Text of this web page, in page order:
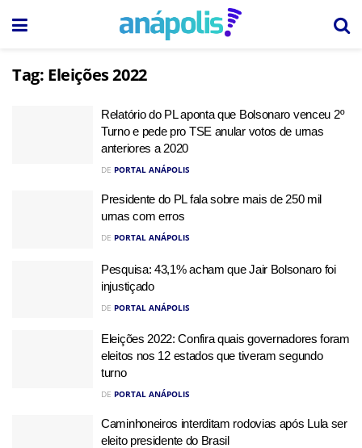
Tag: Eleições 2022
Relatório do PL aponta que Bolsonaro venceu 2º
Turno e pede pro TSE anular votos de urnas
anteriores a 2020
DE PORTAL ANÁPOLIS
Presidente do PL fala sobre mais de 250 mil
urnas com erros
DE PORTAL ANÁPOLIS
Pesquisa: 43,1% acham que Jair Bolsonaro foi
injustiçado
DE PORTAL ANÁPOLIS
Eleições 2022: Confira quais governadores foram
eleitos nos 12 estados que tiveram segundo
turno
DE PORTAL ANÁPOLIS
Caminhoneiros interditam rodovias após Lula ser
eleito presidente do Brasil